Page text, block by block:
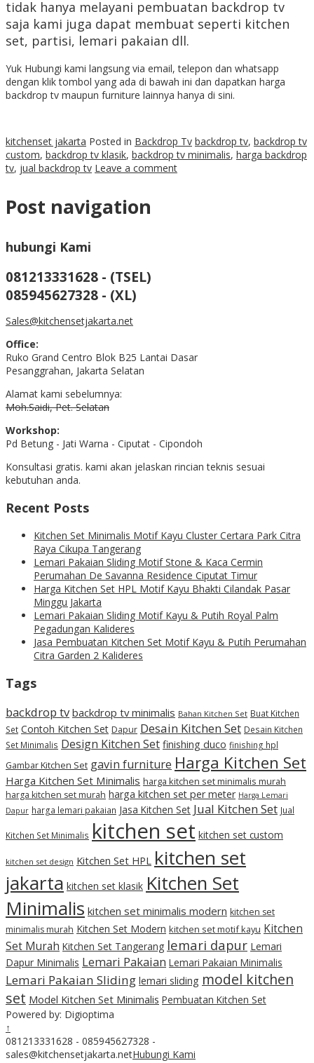
tidak hanya melayani pembuatan backdrop tv
saja kami juga dapat membuat seperti kitchen
set, partisi, lemari pakaian dll.
Yuk Hubungi kami langsung via email, telepon dan whatsapp
dengan klik tombol yang ada di bawah ini dan dapatkan harga
backdrop tv maupun furniture lainnya hanya di sini.
kitchenset jakarta Posted in Backdrop Tv backdrop tv, backdrop tv
custom, backdrop tv klasik, backdrop tv minimalis, harga backdrop
tv, jual backdrop tv Leave a comment
Post navigation
hubungi Kami
081213331628 - (TSEL)
085945627328 - (XL)
Sales@kitchensetjakarta.net
Office:
Ruko Grand Centro Blok B25 Lantai Dasar
Pesanggrahan, Jakarta Selatan
Alamat kami sebelumnya:
Moh.Saidi, Pet. Selatan
Workshop:
Pd Betung - Jati Warna - Ciputat - Cipondoh
Konsultasi gratis. kami akan jelaskan rincian teknis sesuai
kebutuhan anda.
Recent Posts
Kitchen Set Minimalis Motif Kayu Cluster Certara Park Citra
Raya Cikupa Tangerang
Lemari Pakaian Sliding Motif Stone & Kaca Cermin
Perumahan De Savanna Residence Ciputat Timur
Harga Kitchen Set HPL Motif Kayu Bhakti Cilandak Pasar
Minggu Jakarta
Lemari Pakaian Sliding Motif Kayu & Putih Royal Palm
Pegadungan Kalideres
Jasa Pembuatan Kitchen Set Motif Kayu & Putih Perumahan
Citra Garden 2 Kalideres
Tags
backdrop tv backdrop tv minimalis Bahan Kitchen Set Buat Kitchen
Set Contoh Kitchen Set Dapur Desain Kitchen Set Desain Kitchen
Set Minimalis Design Kitchen Set finishing duco finishing hpl
Gambar Kitchen Set gavin furniture Harga Kitchen Set
Harga Kitchen Set Minimalis harga kitchen set minimalis murah
harga kitchen set murah harga kitchen set per meter Harga Lemari
Dapur harga lemari pakaian Jasa Kitchen Set Jual Kitchen Set Jual
Kitchen Set Minimalis kitchen set kitchen set custom
kitchen set design Kitchen Set HPL kitchen set
jakarta kitchen set klasik Kitchen Set
Minimalis kitchen set minimalis modern kitchen set
minimalis murah Kitchen Set Modern kitchen set motif kayu Kitchen
Set Murah Kitchen Set Tangerang lemari dapur Lemari
Dapur Minimalis Lemari Pakaian Lemari Pakaian Minimalis
Lemari Pakaian Sliding lemari sliding model kitchen
set Model Kitchen Set Minimalis Pembuatan Kitchen Set
Powered by: Digioptima
↑
081213331628 - 085945627328 -
sales@kitchensetjakarta.netHubungi Kami